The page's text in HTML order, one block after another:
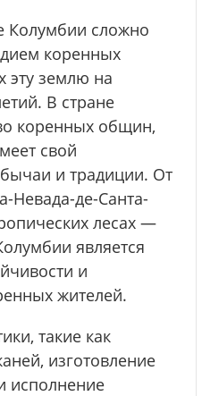
Колумбии сложно
коренных
эту землю на
В стране
коренных общин,
свой
и традиции. От
Невада-де-Санта-
лесах —
является
и
жителей.
такие как
изготовление
исполнение